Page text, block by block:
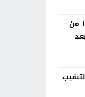
من